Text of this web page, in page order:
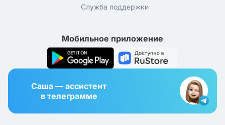
Служба поддержки
Мобильное приложение
Саша — ассистент
в телеграмме